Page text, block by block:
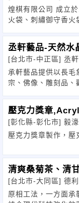
煌棋有限公司 成立
火袋、刺繡御守香火
丞軒藝品-天然水
[台北市-中正區] 丞軒
承軒藝品提供以長毛
宗、佛像、雕刻品、
壓克力獎章
[彰化縣-彰化市] 毅
壓克力獎章製作，壓
清爽桑菊茶、清
茶、輕窈荷香茶
[台北市-大同區] 德
原相工法，一方面承